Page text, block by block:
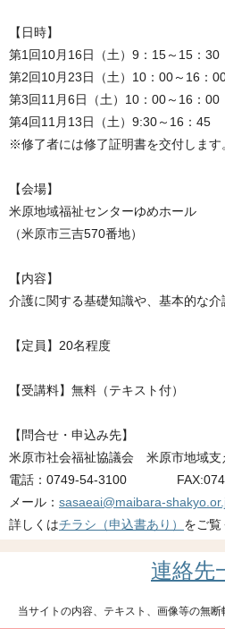
【日時】
第1回10月16日（土）9：15～15：30
第2回10月23日（土）10：00～16：
第3回11月6日（土）10：00～16：00
第4回11月13日（土）9:30～16：45
※修了者には修了証明書を交付します
【会場】
米原地域福祉センターゆめホール
（米原市三吉570番地）
【内容】
介護に関する基礎知識や、基本的な介
【定員】20名程度
【受講料】無料（テキスト付）
【問合せ・申込み先】
米原市社会福祉協議会 米原市地域支
電話：0749-54-3100
メール： sasaeai@maibara-
詳しくはチラシ（申込書あり） をご覧
連絡先
当サイトの内容、テキスト、画像等の無断